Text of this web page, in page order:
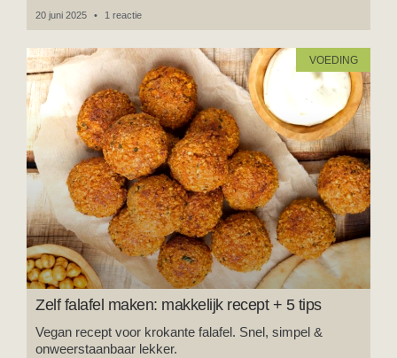
20 juni 2025 1 reactie
VOEDING
Zelf falafel maken: makkelijk recept + 5 tips
Vegan recept voor krokante falafel. Snel, simpel &
onweerstaanbaar lekker.